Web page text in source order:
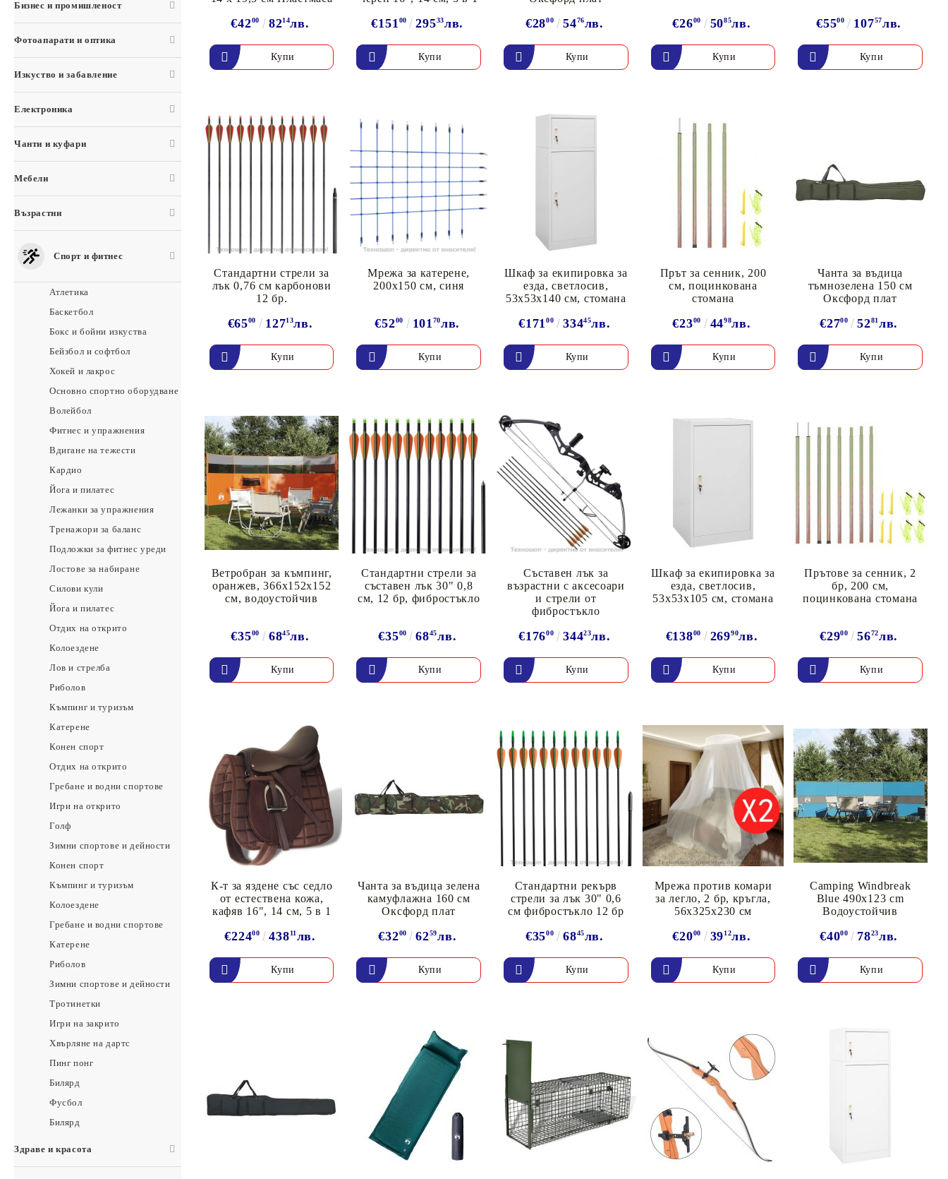
Бизнес и промишленост
Фотоапарати и оптика
Изкуство и забавление
Електроника
Чанти и куфари
Мебели
Възрастни
Спорт и фитнес
Атлетика
Баскетбол
Бокс и бойни изкуства
Бейзбол и софтбол
Хокей и лакрос
Основно спортно оборудване
Волейбол
Фитнес и упражнения
Вдигане на тежести
Кардио
Йога и пилатес
Лежанки за упражнения
Тренажори за баланс
Подложки за фитнес уреди
Лостове за набиране
Силови кули
Йога и пилатес
Отдих на открито
Колоездене
Лов и стрелба
Риболов
Къмпинг и туризъм
Катерене
Конен спорт
Отдих на открито
Гребане и водни спортове
Игри на открито
Голф
Зимни спортове и дейности
Конен спорт
Къмпинг и туризъм
Колоездене
Гребане и водни спортове
Катерене
Риболов
Зимни спортове и дейности
Тротинетки
Игри на закрито
Хвърляне на дартс
Пинг понг
Билярд
Фусбол
Билярд
Здраве и красота
€4200 8214лв. €15100 29533лв. €2800 5476лв. €2600 5085лв. €5500 10757лв.
Стандартни стрели за
лък 0,76 см карбонови
12 бр.
€6500 12713лв.
Мрежа за катерене,
200x150 см, синя
€5200 10170лв.
Шкаф за екипировка за
езда, светлосив,
53x53x140 см, стомана
€17100 33445лв.
Прът за сенник, 200
см, поцинкована
стомана
€2300 4498лв.
Чанта за въдица
тъмнозелена 150 см
Оксфорд плат
€2700 5281лв.
Ветробран за къмпинг,
оранжев, 366x152x152
см, водоустойчив
€3500 6845лв.
Стандартни стрели за
съставен лък 30" 0,8
см, 12 бр, фибростъкло
€3500 6845лв.
Съставен лък за
възрастни с аксесоари
и стрели от
фибростъкло
€17600 34423лв.
Шкаф за екипировка за
езда, светлосив,
53x53x105 см, стомана
€13800 26990лв.
Прътове за сенник, 2
бр, 200 см,
поцинкована стомана
€2900 5672лв.
К-т за яздене със седло
от естествена кожа,
кафяв 16", 14 см, 5 в 1
€22400 43811лв.
Чанта за въдица зелена
камуфлажна 160 см
Оксфорд плат
€3200 6259лв.
Стандартни рекърв
стрели за лък 30" 0,6
см фибростъкло 12 бр
€3500 6845лв.
Мрежа против комари
за легло, 2 бр, кръгла,
56x325x230 см
€2000 3912лв.
Camping Windbreak
Blue 490x123 cm
Водоустойчив
€4000 7823лв.